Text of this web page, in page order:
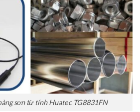
sơn từ tính Huatec TG8831FN